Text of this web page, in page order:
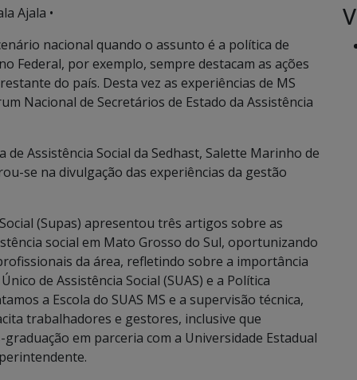
Ajala •
nacional quando o assunto é a política de
Federal, por exemplo, sempre destacam as ações
do país. Desta vez as experiências de MS
Nacional de Secretários de Estado da Assistência
Assistência Social da Sedhast, Salette Marinho de
se na divulgação das experiências da gestão
(Supas) apresentou três artigos sobre as
social em Mato Grosso do Sul, oportunizando
da área, refletindo sobre a importância
de Assistência Social (SUAS) e a Política
a Escola do SUAS MS e a supervisão técnica,
trabalhadores e gestores, inclusive que
em parceria com a Universidade Estadual